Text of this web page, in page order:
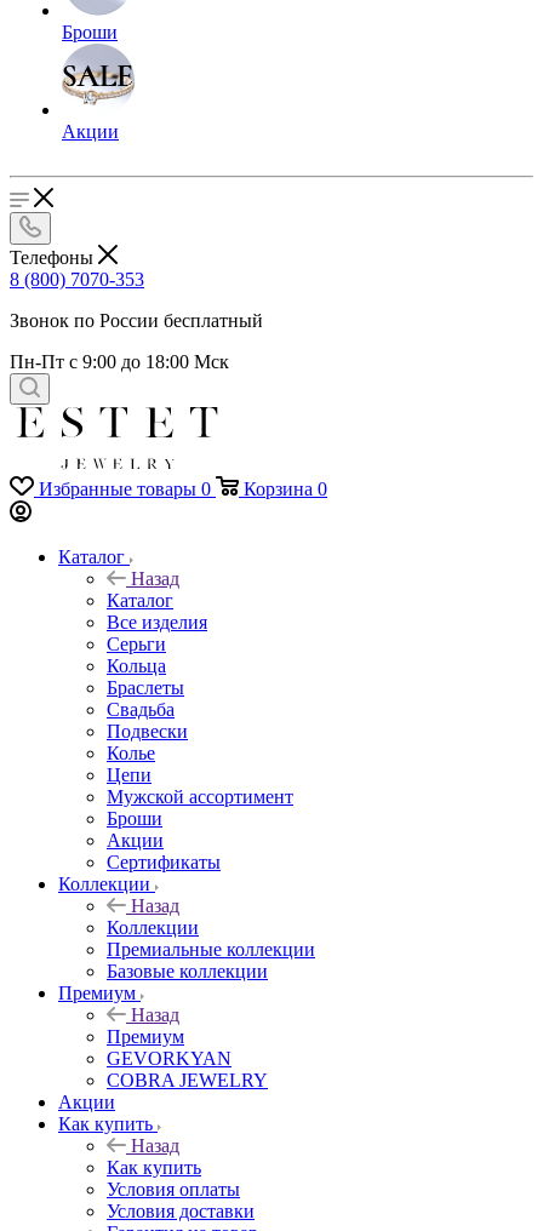
Броши
Акции
Телефоны
8 (800) 7070-353
Звонок по России бесплатный
Пн-Пт с 9:00 до 18:00 Мск
Избранные товары 0 Корзина 0
Каталог
Назад
Каталог
Все изделия
Серьги
Кольца
Браслеты
Свадьба
Подвески
Колье
Цепи
Мужской ассортимент
Броши
Акции
Сертификаты
Коллекции
Назад
Коллекции
Премиальные коллекции
Базовые коллекции
Премиум
Назад
Премиум
GEVORKYAN
COBRA JEWELRY
Акции
Как купить
Назад
Как купить
Условия оплаты
Условия доставки